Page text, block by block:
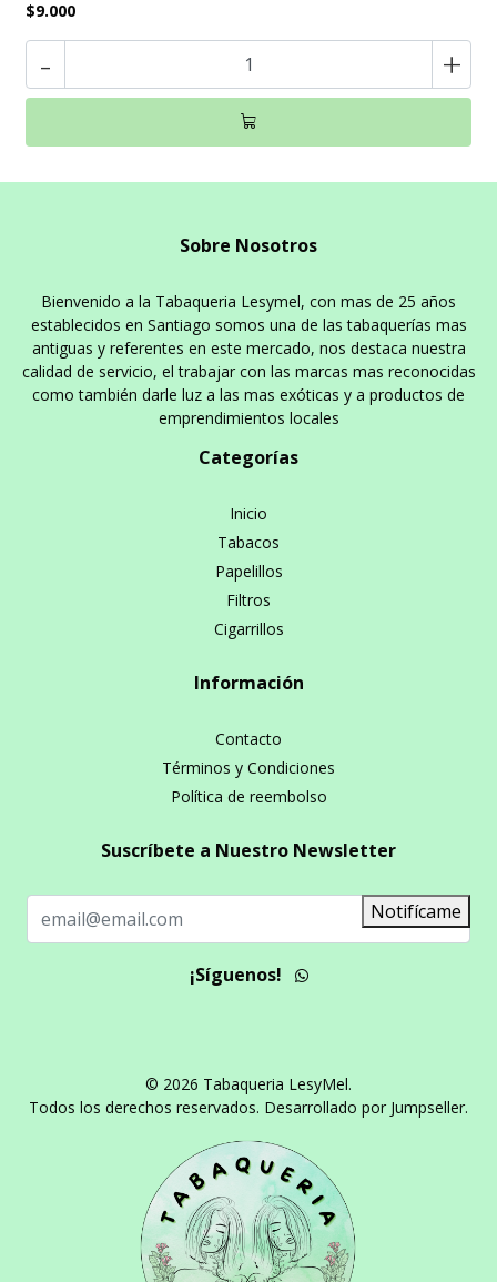
$9.000
- +
Sobre Nosotros
Bienvenido a la Tabaqueria Lesymel, con mas de 25 años
establecidos en Santiago somos una de las tabaquerías mas
antiguas y referentes en este mercado, nos destaca nuestra
calidad de servicio, el trabajar con las marcas mas reconocidas
como también darle luz a las mas exóticas y a productos de
emprendimientos locales
Categorías
Inicio
Tabacos
Papelillos
Filtros
Cigarrillos
Información
Contacto
Términos y Condiciones
Política de reembolso
Suscríbete a Nuestro Newsletter
Notifícame
¡Síguenos!
© 2026 Tabaqueria LesyMel.
Todos los derechos reservados. Desarrollado por Jumpseller.